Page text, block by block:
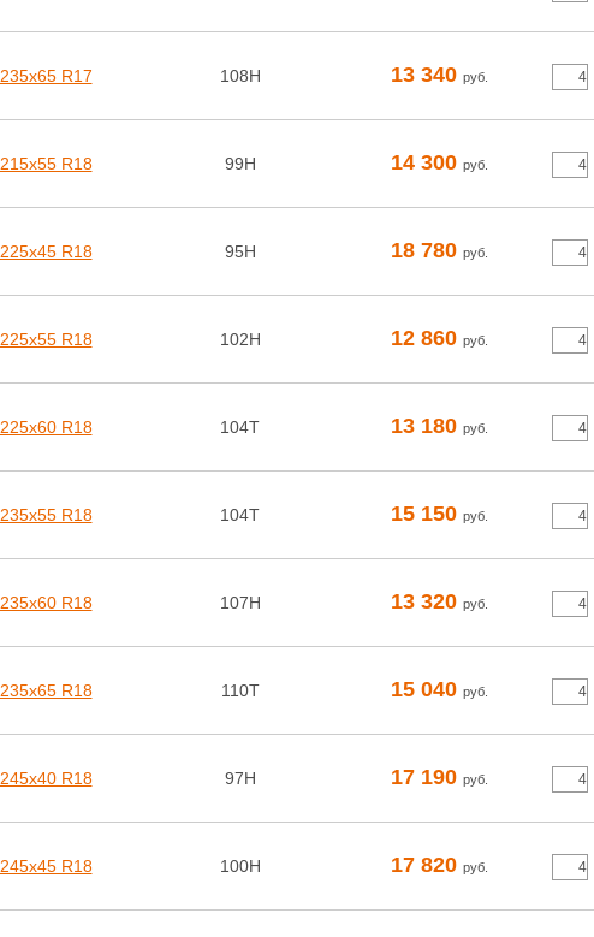
235х65 R17 108H 13 340 руб.
215х55 R18 99H 14 300 руб.
225х45 R18 95H 18 780 руб.
225х55 R18 102H 12 860 руб.
225х60 R18 104T 13 180 руб.
235х55 R18 104T 15 150 руб.
235х60 R18 107H 13 320 руб.
235х65 R18 110T 15 040 руб.
245х40 R18 97H 17 190 руб.
245х45 R18 100H 17 820 руб.